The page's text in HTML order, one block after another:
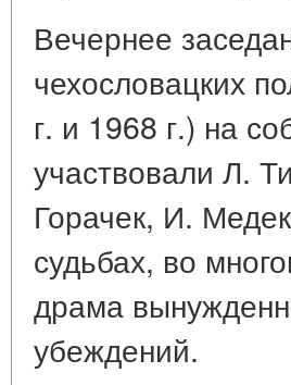
Вечернее
чехословацких
г. и 1968 г.) на
участвовали Л.
Горачек, И.
судьбах, во
драма
убеждений.